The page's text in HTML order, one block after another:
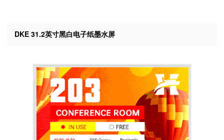
DKE 31.2英寸黑白电子纸墨水屏